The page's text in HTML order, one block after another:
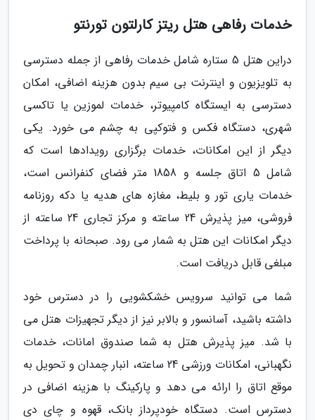
خدمات رفاهی هتل ریتز کارلتون تورنتو
دراین هتل 5 ستاره شامل خدمات رفاهی از جمله دسترسی
به تلویزیون و اینترنت بی سیم بدون هزینه اضافی، امکان
دسترسی به ایستگاه کامپیوتر، خدمات لموزین یا تاکسی
شهری، دستگاه فکس و فتوکپی به چشم می خورد. یکی
دیگر از این امکانات، خدمات برگزاری رویدادها است که
شامل 5 اتاق جلسه و 1858 متر فضای کنفرانس است،
خدمات یاری تور و بلیط، مغازه های هدیه یا دکه روزنامه
فروشی، میز پذیرش 24 ساعته و مرکز تجاری 24 ساعته از
دیگر امکانات این هتل به شمار می رود. صبحانه با پرداخت
مبلغی قابل دریافت است.
شما می توانید سرویس خشکشویی را در دسترس خود
داشته باشید، آسانسور و بالابر نیز از دیگر تجهیزات هتل می
با شد. میز پذیرش هتل به شما صندوق امانات، خدمات
نگهبانی، امکانات ورزشی 24 ساعته، انبار چمدان و تحویل به
موقع اتاق را ارائه می دهد و پارکینگ با هزینه اضافی در
دسترس است. دستگاه خودپرداز بانک، قهوه و چای دی